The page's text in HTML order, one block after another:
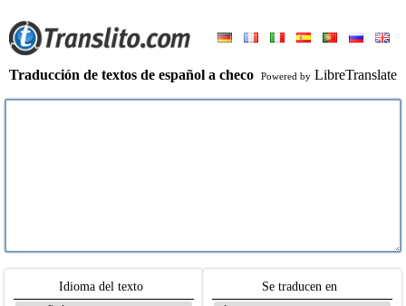
Traducción de textos de español a checo Powered by LibreTranslate
Idioma del texto Se traducen en